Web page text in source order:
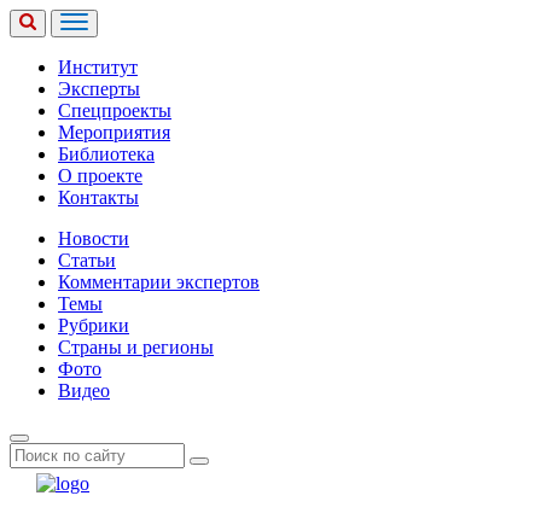
Институт
Эксперты
Спецпроекты
Мероприятия
Библиотека
О проекте
Контакты
Новости
Статьи
Комментарии экспертов
Темы
Рубрики
Страны и регионы
Фото
Видео